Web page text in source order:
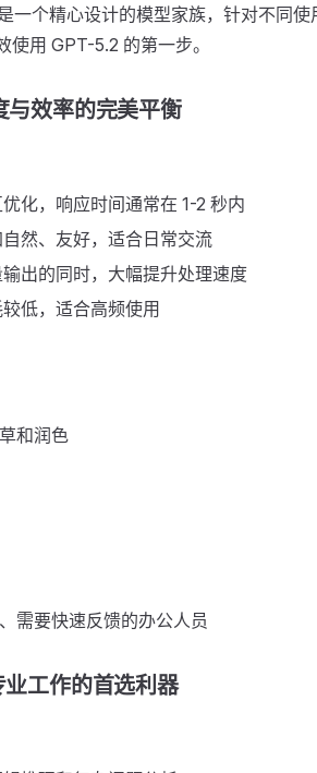
一个精心设计的模型家族，针对不同
用 GPT-5.2 的第一步。
效率的完美平衡
化，响应时间通常在 1-2 秒内
然、友好，适合日常交流
出的同时，大幅提升处理速度
低，适合高频使用
和润色
需要快速反馈的办公人员
工作的首选利器